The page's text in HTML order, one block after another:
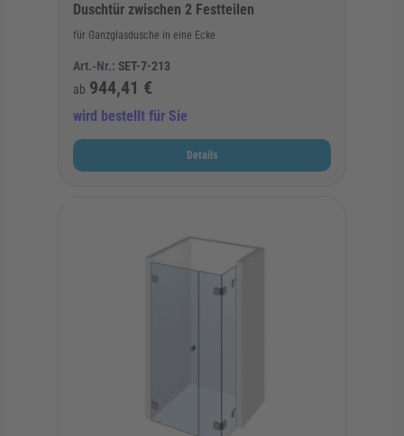
Duschtür zwischen 2 Festteilen
für Ganzglasdusche in eine Ecke
Art.-Nr.: SET-7-213
ab 944,41 €
wird bestellt für Sie
Details